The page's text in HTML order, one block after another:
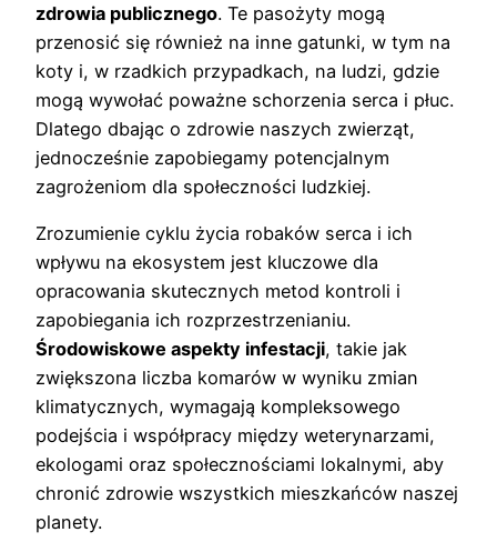
zdrowia publicznego. Te pasożyty mogą
przenosić się również na inne gatunki, w tym na
koty i, w rzadkich przypadkach, na ludzi, gdzie
mogą wywołać poważne schorzenia serca i płuc.
Dlatego dbając o zdrowie naszych zwierząt,
jednocześnie zapobiegamy potencjalnym
zagrożeniom dla społeczności ludzkiej.
Zrozumienie cyklu życia robaków serca i ich
wpływu na ekosystem jest kluczowe dla
opracowania skutecznych metod kontroli i
zapobiegania ich rozprzestrzenianiu.
Środowiskowe aspekty infestacji, takie jak
zwiększona liczba komarów w wyniku zmian
klimatycznych, wymagają kompleksowego
podejścia i współpracy między weterynarzami,
ekologami oraz społecznościami lokalnymi, aby
chronić zdrowie wszystkich mieszkańców naszej
planety.